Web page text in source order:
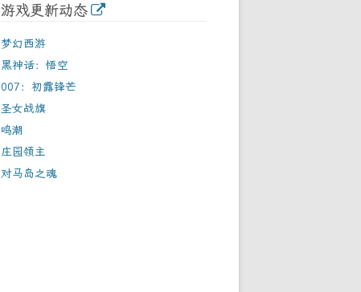
游戏更新动态
梦幻西游
黑神话：悟空
007：初露锋芒
圣女战旗
鸣潮
庄园领主
对马岛之魂